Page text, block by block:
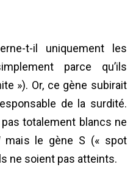
t-il uniquement les
parce qu’ils
»). Or, ce gène subirait
de la surdité.
totalement blancs ne
mais le gène S (« spot
ne soient pas atteints.